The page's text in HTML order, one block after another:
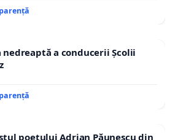
a conducerii Școlii
poetului Adrian Păunescu din